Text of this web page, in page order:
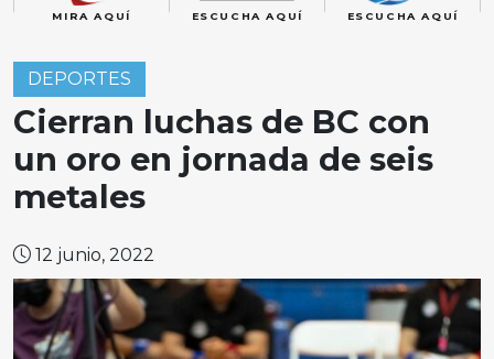
MIRA AQUÍ ESCUCHA AQUÍ ESCUCHA AQUÍ
DEPORTES
Cierran luchas de BC con
un oro en jornada de seis
metales
12 junio, 2022